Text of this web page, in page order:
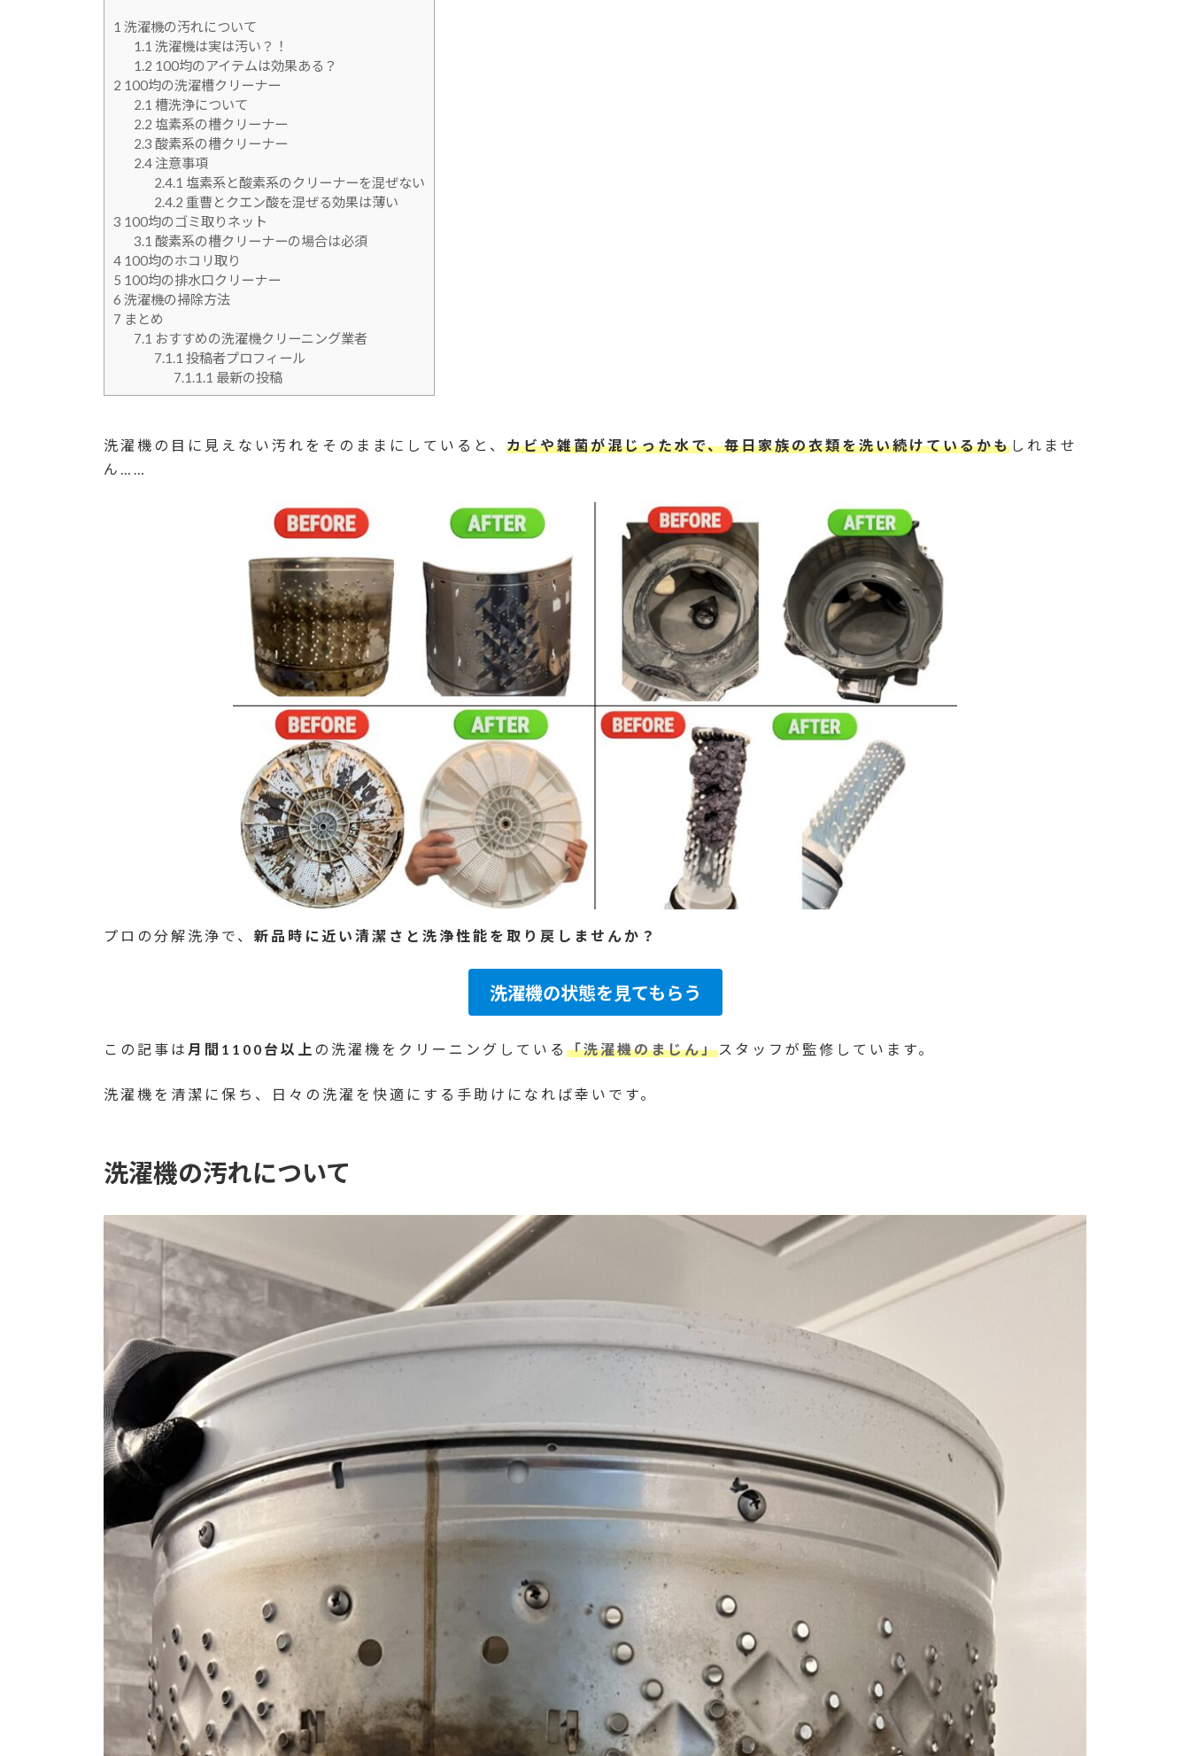
1 洗濯機の汚れについて
1.1 洗濯機は実は汚い？！
1.2 100均のアイテムは効果ある？
2 100均の洗濯槽クリーナー
2.1 槽洗浄について
2.2 塩素系の槽クリーナー
2.3 酸素系の槽クリーナー
2.4注意事項
2.4.1 塩素系と酸素系のクリーナーを混ぜない
2.4.2 重曹とクエン酸を混ぜる効果は薄い
3 100均のゴミ取りネット
3.1 酸素系の槽クリーナーの場合は必須
4 100均のホコリ取り
5 100均の排水口クリーナー
6 洗濯機の掃除方法
7 まとめ
7.1 おすすめの洗濯機クリーニング業者
7.1.1 投稿者プロフィール
7.1.1.1 最新の投稿
洗濯機の目に見えない汚れをそのままにしていると、 カビや雑菌が混じった水で、毎日家族の衣類を洗い続けているかもしれませ
ん……
プロの分解洗浄で、 新品時に近い清潔さと洗浄性能を取り戻しませんか？
洗濯機の状態を見てもらう
この記事は 月間1100台以上 の洗濯機をクリーニングしている 「洗濯機のまじん」スタッフが監修しています。
洗濯機を清潔に保ち、日々の洗濯を快適にする手助けになれば幸いです。
洗濯機の汚れについて